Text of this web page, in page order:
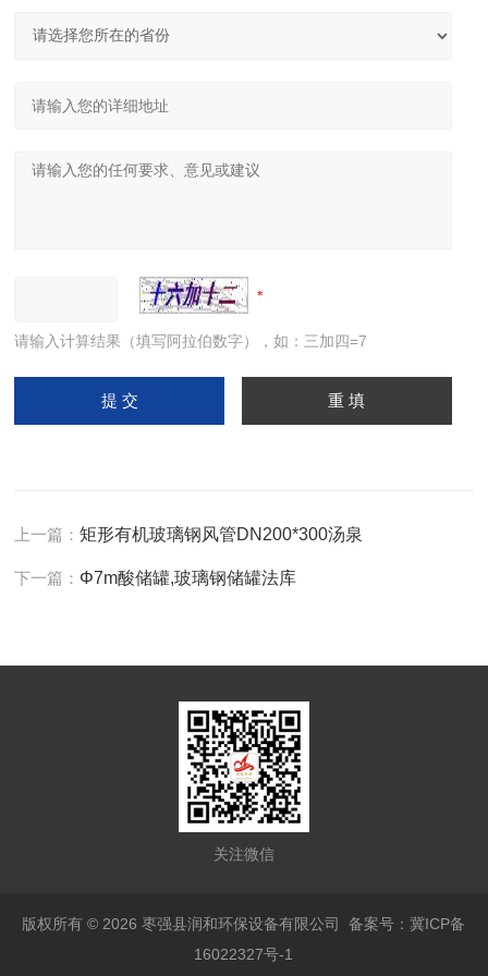
请输入计算结果（填写阿拉伯数字），如：三加四=7
上一篇：矩形有机玻璃钢风管DN200*300汤泉
下一篇： Φ7m酸储罐,玻璃钢储罐法库
关注微信
版权所有 © 2026 枣强县润和环保设备有限公司备案号：冀ICP备
16022327号-1